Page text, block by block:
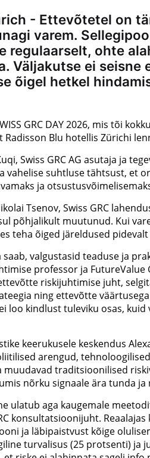
- Ettevõtetel on
varem.
regulaarselt, ohte
Väljakutse ei seisne
õigel hetkel
GRC DAY 2026, mis tõi
Radisson Blu hotellis Zürichi
Swiss GRC AG asutaja ja
vahelise suhtluse tähtsust, et
ja
Tsenov, Swiss GRC
põhjalikult muutunud. Kui
teha õiged järeldused
valgustasid teaduse ja
professor ja FutureValue
ettevõtte riskijuhtimise juht,
ning ettevõtte
loo kindlust tuleviku osas,
keerukusele keskendus
arengud,
muudavad traditsioonilised
nõrku signaale ära tunda
ulatub aga kaugemale
konsultatsioonijuht.
ja läbipaistvust kõige
turvalisus (25 protsenti) ja